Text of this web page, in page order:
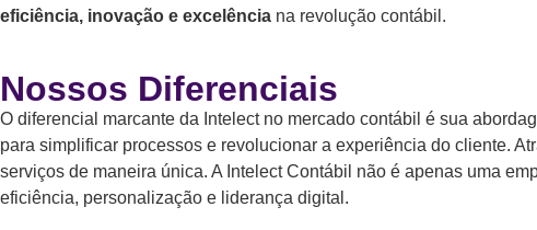
eficiência, inovação e excelência na revolução contábil.
Nossos Diferenciais
O diferencial marcante da Intelect no mercado contábil é sua
para simplificar processos e revolucionar a experiência do cliente.
serviços de maneira única. A Intelect Contábil não é apenas uma
eficiência, personalização e liderança digital.